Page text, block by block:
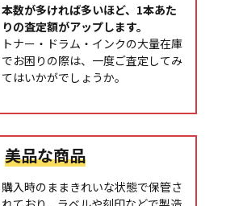
本数が多ければ多いほど、1本あた
りの査定額がアップします。
トナー・ドラム・インクの大量在庫
でお困りの際は、一度ご査定してみ
てはいかがでしょうか。
美品な商品
購入時のままきれいな状態で保管さ